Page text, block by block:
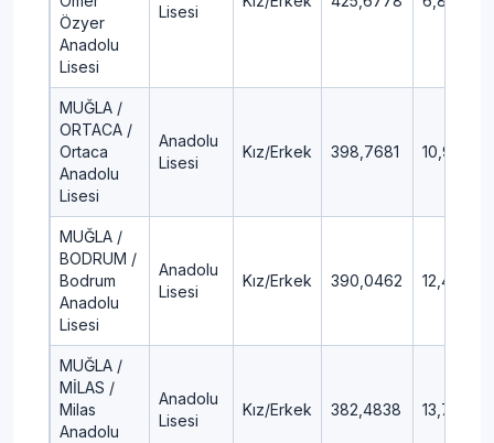
Özyer
Anadolu
Lisesi
Lisesi
MUĞLA /
ORTACA /
Ortaca
Anadolu
Lisesi
Anadolu
Lisesi
Kız/Erkek 398,7681 10,95
MUĞLA /
BODRUM /
Bodrum
Anadolu
Lisesi
Anadolu
Lisesi
Kız/Erkek 390,0462 12,41
MUĞLA /
MİLAS /
Milas
Anadolu
Anadolu
Lisesi
Kız/Erkek 382,4838 13,72